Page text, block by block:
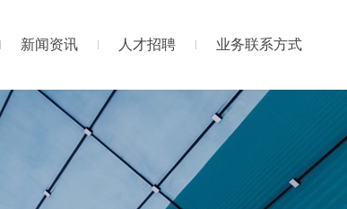
新闻资讯 人才招聘 业务联系方式